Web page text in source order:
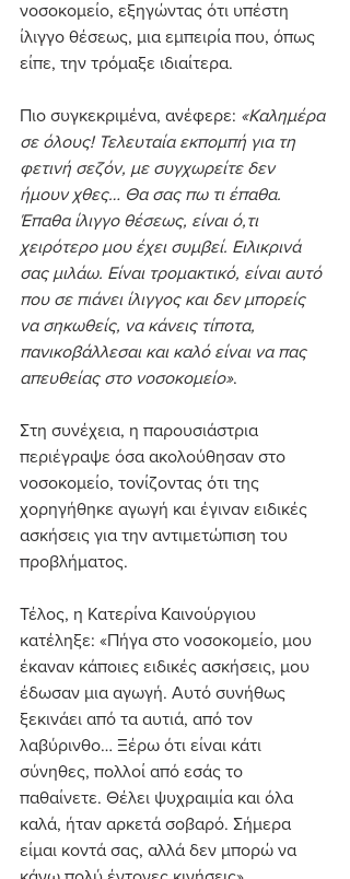
νοσοκομείο, εξηγώντας ότι υπέστη
ίλιγγο θέσεως, μια εμπειρία που, όπως
είπε, την τρόμαξε ιδιαίτερα.
Πιο συγκεκριμένα, ανέφερε: «Καλημέρα
σε όλους! Τελευταία εκπομπή για τη
φετινή σεζόν, με συγχωρείτε δεν
ήμουν χθες… Θα σας πω τι έπαθα.
Έπαθα ίλιγγο θέσεως, είναι ό,τι
χειρότερο μου έχει συμβεί. Ειλικρινά
σας μιλάω. Είναι τρομακτικό, είναι αυτό
που σε πιάνει ίλιγγος και δεν μπορείς
να σηκωθείς, να κάνεις τίποτα,
πανικοβάλλεσαι και καλό είναι να πας
απευθείας στο νοσοκομείο».
Στη συνέχεια, η παρουσιάστρια
περιέγραψε όσα ακολούθησαν στο
νοσοκομείο, τονίζοντας ότι της
χορηγήθηκε αγωγή και έγιναν ειδικές
ασκήσεις για την αντιμετώπιση του
προβλήματος.
Τέλος, η Κατερίνα Καινούργιου
κατέληξε: «Πήγα στο νοσοκομείο, μου
έκαναν κάποιες ειδικές ασκήσεις, μου
έδωσαν μια αγωγή. Αυτό συνήθως
ξεκινάει από τα αυτιά, από τον
λαβύρινθο… Ξέρω ότι είναι κάτι
σύνηθες, πολλοί από εσάς το
παθαίνετε. Θέλει ψυχραιμία και όλα
καλά, ήταν αρκετά σοβαρό. Σήμερα
είμαι κοντά σας, αλλά δεν μπορώ να